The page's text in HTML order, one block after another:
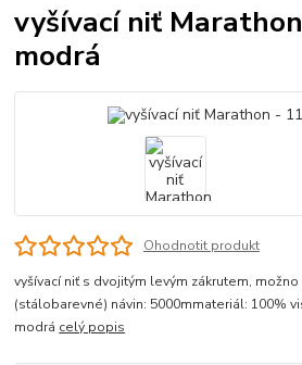
vyšívací niť
modrá
Ohodnotit produkt
vyšívací niť s dvojitým levým zákrutem, možno
(stálobarevné) návin: 5000mmateriál: 100%
modrá celý popis